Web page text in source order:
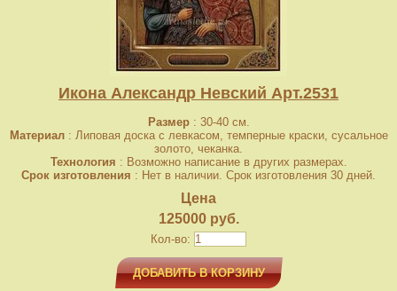
Икона Александр Невский Арт.2531
Размер: 30-40 см.
Материал: Липовая доска с левкасом, темперные краски, сусальное
золото, чеканка.
Технология : Возможно написание в других размерах.
Срок изготовления : Нет в наличии. Срок изготовления 30 дней.
Цена
125000 руб.
Кол-во:
ДОБАВИТЬ В КОРЗИНУ